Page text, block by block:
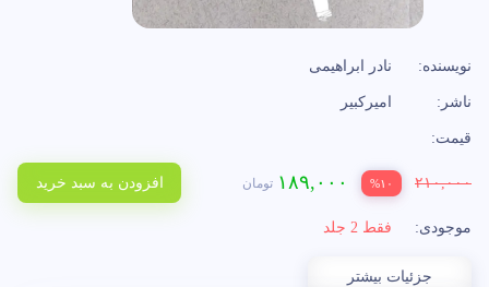
نویسنده: نادر ابراهیمی
ناشر: امیرکبیر
قیمت:
۲۱۰,۰۰۰ %۱۰ ۱۸۹,۰۰۰ تومان افزودن به سبد خرید
موجودی: فقط 2 جلد
جزئیات بیشتر